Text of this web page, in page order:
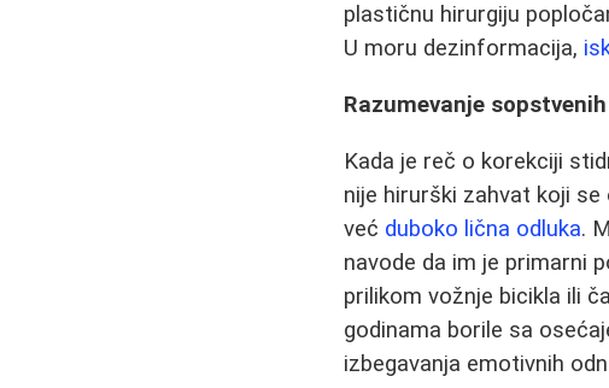
plastičnu hirurgiju
U moru dezinformacija,
Razumevanje
Kada je reč o korekciji
nije hirurški zahvat koji
već duboko lična odluka.
navode da im je primarni
prilikom vožnje bicikla ili
godinama borile sa
izbegavanja emotivnih